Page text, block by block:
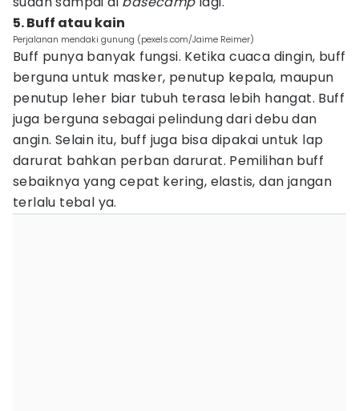
5. Buff atau kain
Perjalanan mendaki gunung (pexels.com/Jaime Reimer)
Buff punya banyak fungsi. Ketika cuaca dingin, buff
berguna untuk masker, penutup kepala, maupun
penutup leher biar tubuh terasa lebih hangat. Buff
juga berguna sebagai pelindung dari debu dan
angin. Selain itu, buff juga bisa dipakai untuk lap
darurat bahkan perban darurat. Pemilihan buff
sebaiknya yang cepat kering, elastis, dan jangan
terlalu tebal ya.